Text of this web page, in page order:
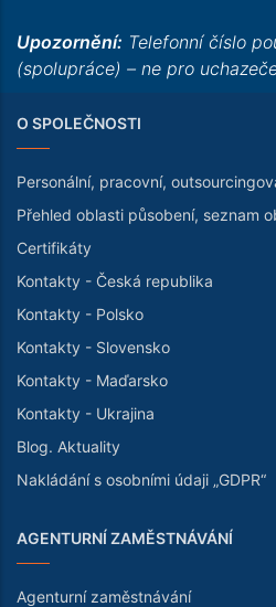
Upozornění: Telefonní číslo
(spolupráce) – ne pro
O SPOLEČNOSTI
Personální, pracovní,
Přehled oblasti působení, seznam
Certifikáty
Kontakty - Česká republika
Kontakty - Polsko
Kontakty - Slovensko
Kontakty - Maďarsko
Kontakty - Ukrajina
Blog. Aktuality
Nakládání s osobními údaji „GDPR“
AGENTURNÍ ZAMĚSTNÁVÁNÍ
Agenturní zaměstnávání